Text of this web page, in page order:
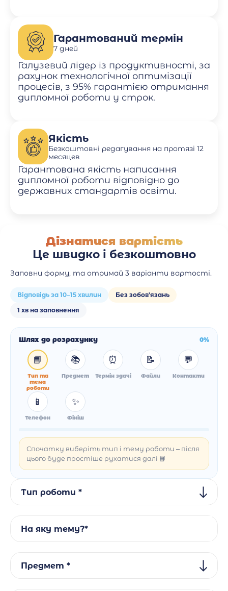
Гарантований термін
7 дней
Галузевий лідер із продуктивності, за
рахунок технологічної оптимізації
процесів, з 95% гарантією отримання
дипломної роботи у строк.
Якість
Безкоштовні редагування на протязі 12
месяцев
Гарантована якість написання
дипломної роботи відповідно до
державних стандартів освіти.
Дізнатися вартість
Це швидко і безкоштовно
Заповни форму, та отримай 3 варіанти вартості.
Відповідь за 10–15 хвилин
Без зобов'язань
1 хв на заповнення
Шлях до розрахунку 0%
📘
Тип та
тема
роботи
📚
Предмет
⏰
Термін здачі
📝
Файли
💬
Контакти
📱
Телефон
✨
Фініш
Спочатку виберіть тип і тему роботи – після
цього буде простіше рухатися далі 📘
Тип роботи *
На яку тему?*
Предмет *